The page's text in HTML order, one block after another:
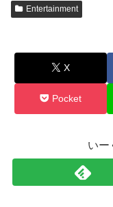
Entertainment
X
Pocket
いー